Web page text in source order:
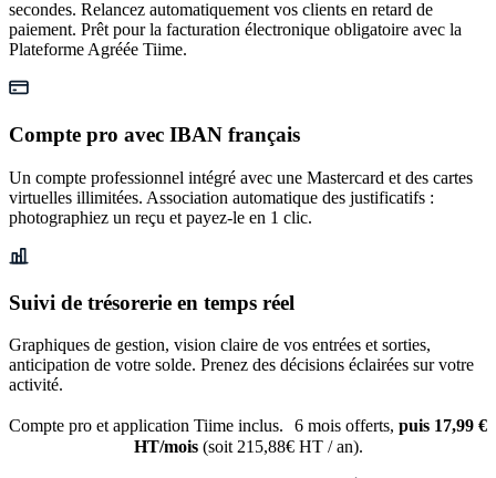
secondes. Relancez automatiquement vos clients en retard de
paiement. Prêt pour la facturation électronique obligatoire avec la
Plateforme Agréée Tiime.
Compte pro avec IBAN français
Un compte professionnel intégré avec une Mastercard et des cartes
virtuelles illimitées. Association automatique des justificatifs :
photographiez un reçu et payez-le en 1 clic.
Suivi de trésorerie en temps réel
Graphiques de gestion, vision claire de vos entrées et sorties,
anticipation de votre solde. Prenez des décisions éclairées sur votre
activité.
Compte pro et application Tiime inclus. 6 mois offerts, puis 17,99 €
HT/mois(soit 215,88€ HT / an).